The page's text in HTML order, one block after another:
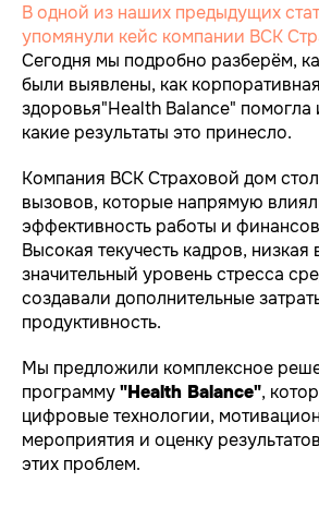
В одной из наших предыдущих
упомянули кейс компании ВСК
Сегодня мы подробно разберём,
были выявлены, как
здоровья"Health Balance" помогла
какие результаты это принесло.
Компания ВСК Страховой дом
вызовов, которые напрямую
эффективность работы и
Высокая текучесть кадров, низкая
значительный уровень стресса
создавали дополнительные
продуктивность.
Мы предложили комплексное
программу"Health Balance",
цифровые технологии,
мероприятия и оценку
этих проблем.